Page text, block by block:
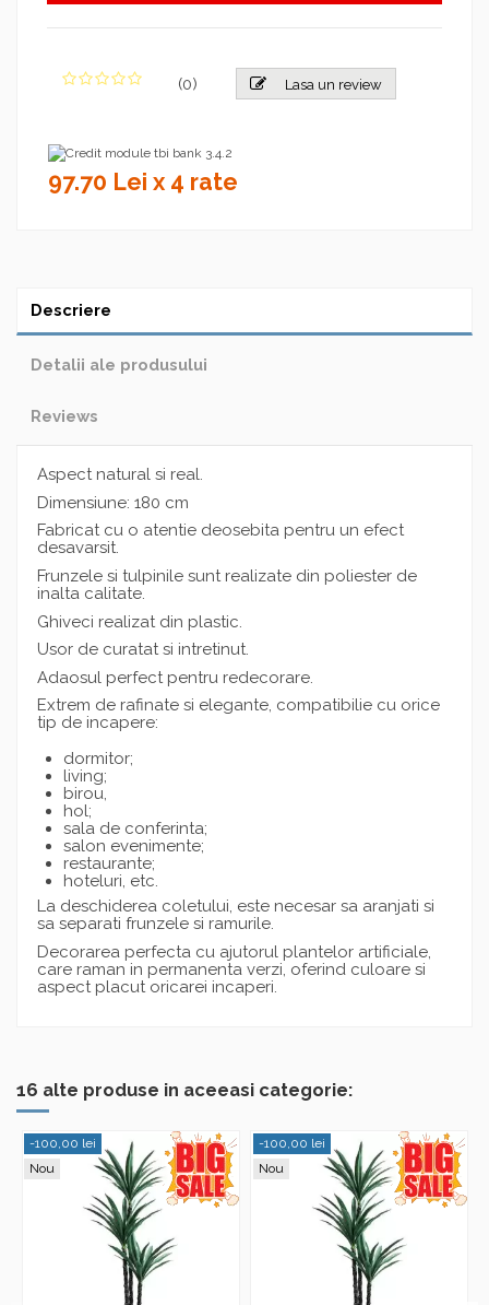
(0) Lasa un review
97.70 Lei x 4 rate
Descriere
Detalii ale produsului
Reviews
Aspect natural si real.
Dimensiune: 180 cm
Fabricat cu o atentie deosebita pentru un efect
desavarsit.
Frunzele si tulpinile sunt realizate din poliester de
inalta calitate.
Ghiveci realizat din plastic.
Usor de curatat si intretinut.
Adaosul perfect pentru redecorare.
Extrem de rafinate si elegante, compatibilie cu orice
tip de incapere:
dormitor;
living;
birou,
hol;
sala de conferinta;
salon evenimente;
restaurante;
hoteluri, etc.
La deschiderea coletului, este necesar sa aranjati si
sa separati frunzele si ramurile.
Decorarea perfecta cu ajutorul plantelor artificiale,
care raman in permanenta verzi, oferind culoare si
aspect placut oricarei incaperi.
16 alte produse in aceeasi categorie:
-100,00 lei
Nou
-100,00 lei
Nou